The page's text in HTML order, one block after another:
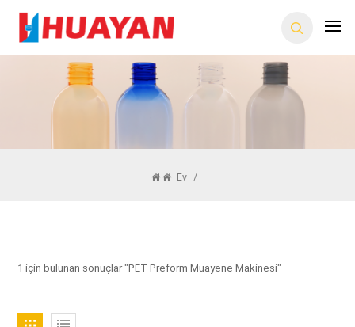
Ev /
1 için bulunan sonuçlar "PET Preform Muayene Makinesi"